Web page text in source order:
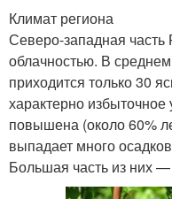
Климат региона
Северо-западная часть
облачностью. В
приходится только 30
характерно
повышена (около 60%
выпадает много
Большая часть из них —